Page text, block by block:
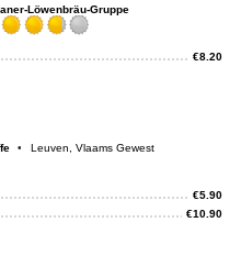
Löwenbräu-Gruppe
€8.20
Leuven, Vlaams Gewest
€5.90
€10.90